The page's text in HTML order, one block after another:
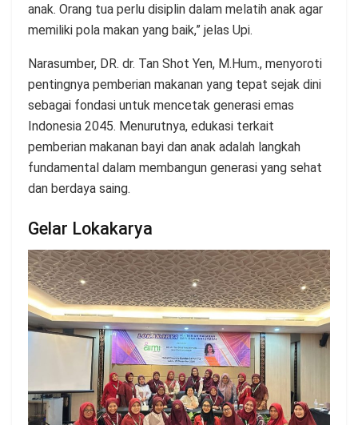
anak. Orang tua perlu disiplin dalam melatih anak agar
memiliki pola makan yang baik,” jelas Upi.
Narasumber, DR. dr. Tan Shot Yen, M.Hum., menyoroti
pentingnya pemberian makanan yang tepat sejak dini
sebagai fondasi untuk mencetak generasi emas
Indonesia 2045. Menurutnya, edukasi terkait
pemberian makanan bayi dan anak adalah langkah
fundamental dalam membangun generasi yang sehat
dan berdaya saing.
Gelar Lokakarya